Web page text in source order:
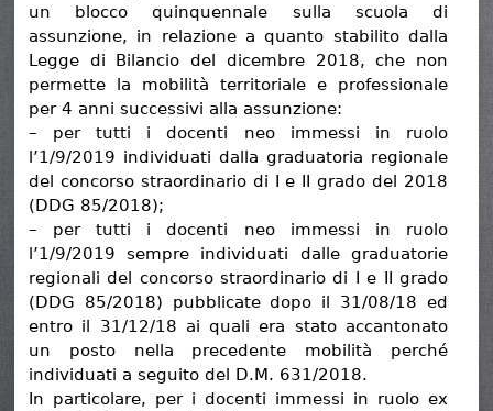
un blocco quinquennale sulla scuola di
assunzione, in relazione a quanto stabilito dalla
Legge di Bilancio del dicembre 2018, che non
permette la mobilità territoriale e professionale
per 4 anni successivi alla assunzione:
– per tutti i docenti neo immessi in ruolo
l’1/9/2019 individuati dalla graduatoria regionale
del concorso straordinario di I e II grado del 2018
(DDG 85/2018);
– per tutti i docenti neo immessi in ruolo
l’1/9/2019 sempre individuati dalle graduatorie
regionali del concorso straordinario di I e II grado
(DDG 85/2018) pubblicate dopo il 31/08/18 ed
entro il 31/12/18 ai quali era stato accantonato
un posto nella precedente mobilità perché
individuati a seguito del D.M. 631/2018.
In particolare, per i docenti immessi in ruolo ex